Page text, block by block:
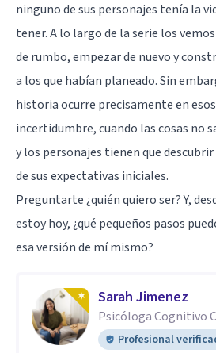
ninguno de sus personajes tenía la
tener. A lo largo de la serie los
de rumbo, empezar de nuevo y
a los que habían planeado. Sin
historia ocurre precisamente en
incertidumbre, cuando las cosas no
y los personajes tienen que
de sus expectativas iniciales.
Preguntarte ¿quién quiero ser? Y,
estoy hoy, ¿qué pequeños pasos
esa versión de mí mismo?
Sarah Jimenez
Psicóloga Cognitivo
Profesional